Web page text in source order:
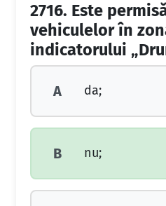
2716. Este
vehiculelor în
indicatorului
A da;
B nu;